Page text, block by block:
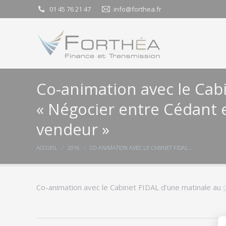
01 45 76 21 47 info@forthea.fr
Co-animation avec le
« Négocier entre
vendeur »
Vous êtes ici :
ACCUEIL 2016 CO-ANIMATION AVEC LE CABINET FIDAL…
Co-animation avec le Cabinet FIDAL d’une matinale au
01 45 76 21 47 info@forthea.fr